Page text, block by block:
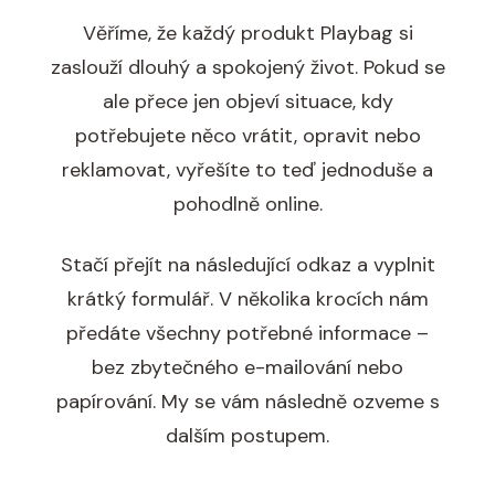
Věříme, že každý produkt Playbag si
zaslouží dlouhý a spokojený život. Pokud se
ale přece jen objeví situace, kdy
potřebujete něco vrátit, opravit nebo
reklamovat, vyřešíte to teď jednoduše a
pohodlně online.
Stačí přejít na následující odkaz a vyplnit
krátký formulář. V několika krocích nám
předáte všechny potřebné informace –
bez zbytečného e-mailování nebo
papírování. My se vám následně ozveme s
dalším postupem.